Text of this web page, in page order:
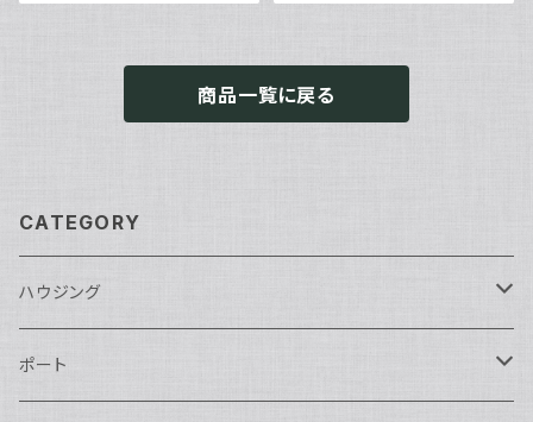
商品一覧に戻る
CATEGORY
ハウジング
Nikon用
ポート